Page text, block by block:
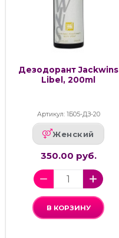
Дезодорант Jackwins
Libel, 200ml
Артикул: 1Б05-ДЗ-20
Женский
350.00 руб.
В КОРЗИНУ